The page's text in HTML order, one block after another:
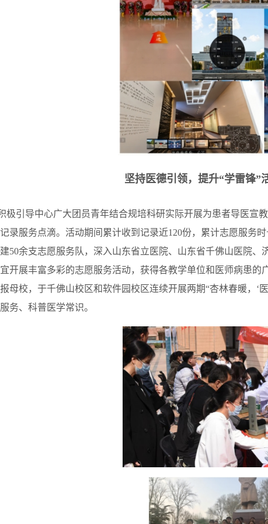
坚持医德引领，提升“学雷锋”
极引导中心广大团员青年结合规培科研实际开展为患者导医宣
录服务点滴。活动期间累计收到记录近120份，累计志愿服务
50余支志愿服务队，深入山东省立医院、山东省千佛山医院
开展丰富多彩的志愿服务活动，获得各教学单位和医师病患
母校，于千佛山校区和软件园校区连续开展两期“杏林春暖，‘
务、科普医学常识。